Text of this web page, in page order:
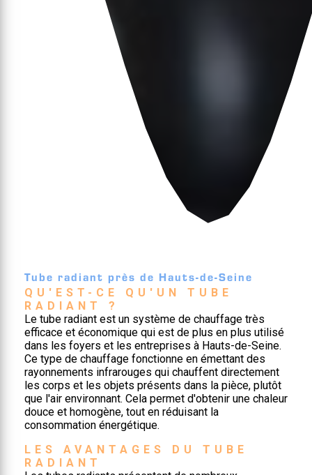
Tube radiant près de Hauts-de-Seine
QU'EST-CE QU'UN TUBE
RADIANT ?
Le tube radiant est un système de chauffage très
efficace et économique qui est de plus en plus utilisé
dans les foyers et les entreprises à Hauts-de-Seine.
Ce type de chauffage fonctionne en émettant des
rayonnements infrarouges qui chauffent directement
les corps et les objets présents dans la pièce, plutôt
que l'air environnant. Cela permet d'obtenir une chaleur
douce et homogène, tout en réduisant la
consommation énergétique.
LES AVANTAGES DU TUBE
RADIANT